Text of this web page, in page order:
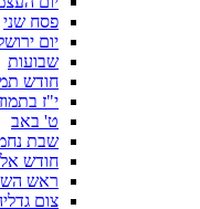
פסח שני
יום
שבועות
חודש
י"ז
ט' באב
שבת
חודש
ראש
צום